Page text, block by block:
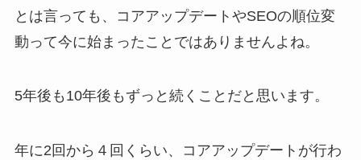
とは言っても、コアアップデートやSEOの順位変
動って今に始まったことではありませんよね。
5年後も10年後もずっと続くことだと思います。
年に2回から４回くらい、コアアップデートが行わ